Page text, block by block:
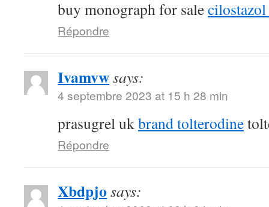
buy monograph for sale
Répondre
Ivamvwsays:
4 septembre 2023 at 15 h 28 min
prasugrel ukbrand tolterodine
Répondre
Xbdpjo says: